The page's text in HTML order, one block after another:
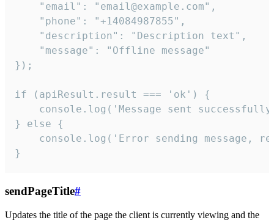
    "email": "email@example.com",
    "phone": "+14084987855",
    "description": "Description text",
    "message": "Offline message"
});
if (apiResult.result === 'ok') {
console.log('Message sent
} else {
console.log('Error sending message,
}
sendPageTitle#
Updates the title of the page the client is currently viewing and the